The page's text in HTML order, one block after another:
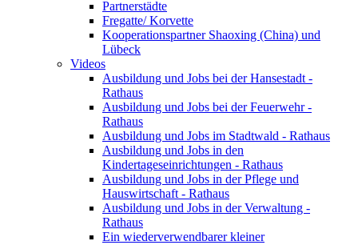
Partnerstädte
Fregatte/ Korvette
Kooperationspartner Shaoxing (China) und
Lübeck
Videos
Ausbildung und Jobs bei der Hansestadt -
Rathaus
Ausbildung und Jobs bei der Feuerwehr -
Rathaus
Ausbildung und Jobs im Stadtwald - Rathaus
Ausbildung und Jobs in den
Kindertageseinrichtungen - Rathaus
Ausbildung und Jobs in der Pflege und
Hauswirtschaft - Rathaus
Ausbildung und Jobs in der Verwaltung -
Rathaus
Ein wiederverwendbarer kleiner